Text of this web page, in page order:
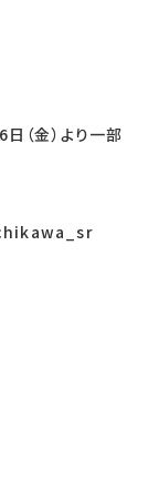
（金）より一部